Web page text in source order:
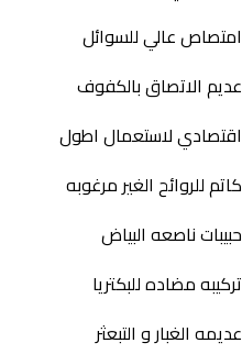
امتصاص عالي للسوائل
عديم الاتصاق بالكفوف
اقتصادي لاستعمال اطول
كاتم للروائح الغير مرغوبه
حبيبات ناصعه البياض
تركيبه مضاده للبكتريا
عديمه الغبار و التبعثر